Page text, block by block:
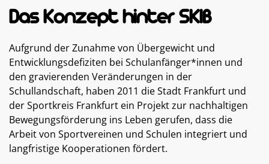
Das Konzept hinter SKIB
Aufgrund der Zunahme von Übergewicht und
Entwicklungsdefiziten bei Schulanfänger*innen und
den gravierenden Veränderungen in der
Schullandschaft, haben 2011 die Stadt Frankfurt und
der Sportkreis Frankfurt ein Projekt zur nachhaltigen
Bewegungsförderung ins Leben gerufen, dass die
Arbeit von Sportvereinen und Schulen integriert und
langfristige Kooperationen fördert.